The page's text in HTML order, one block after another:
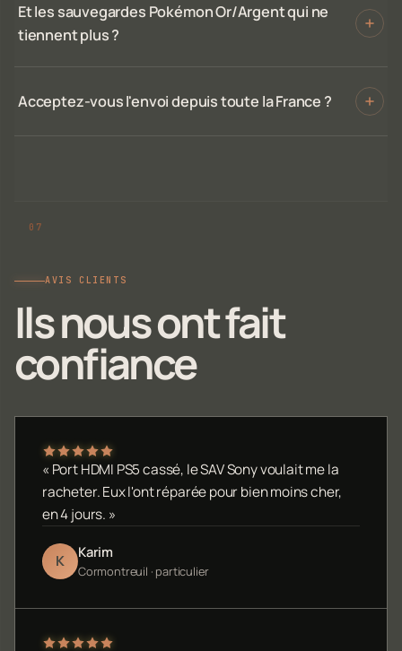
Et les sauvegardes Pokémon Or/Argent qui ne
tiennent plus ?
Acceptez-vous l'envoi depuis toute la France ?
AVIS CLIENTS
Ils nous ont fait
confiance
« Port HDMI PS5 cassé, le SAV Sony voulait me la
racheter. Eux l'ont réparée pour bien moins cher,
en 4 jours. »
K Karim
Cormontreuil · particulier